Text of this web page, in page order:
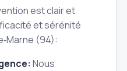
est clair et
et sérénité
(94):
Nous